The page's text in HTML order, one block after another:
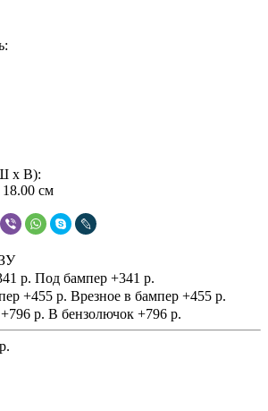
x В):
см
Под бампер +341 р.
Врезное в бампер +455 р.
В бензолючок +796 р.